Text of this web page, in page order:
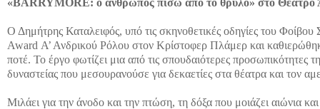
Ο Δημήτρης Καταλειφός, υπό τις σκηνοθετικές οδηγίες του
Award Α’ Ανδρικού Ρόλου στον Κρίστοφερ Πλάμερ και
ποτέ. Το έργο φωτίζει μια από τις σπουδαιότερες προσωπικότητες
δυναστείας που μεσουρανούσε για δεκαετίες στα θέατρα και τον
Μιλάει για την άνοδο και την πτώση, τη δόξα που μοιάζει αιώνια